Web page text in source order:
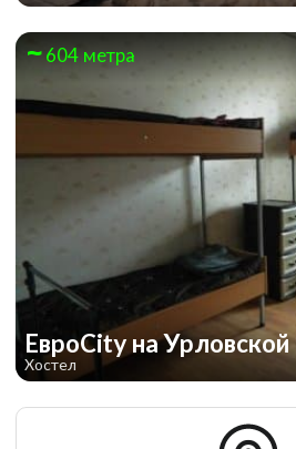
604 метра
ЕвроCity на Урловской
Хостел